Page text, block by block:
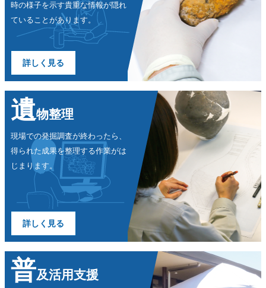
時の様子を示す貴重な情報が隠れ
ていることがあります。
詳しく見る
遺物整理
現場での発掘調査が終わったら、
得られた成果を整理する作業がは
じまります。
詳しく見る
普及活用支援